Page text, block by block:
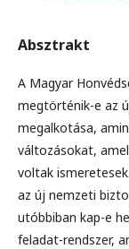
Absztrakt
A Magyar
megtörténik-e az
megalkotása,
változásokat,
voltak
az új nemzeti
utóbbiban kap-e
feladat-rendszer,